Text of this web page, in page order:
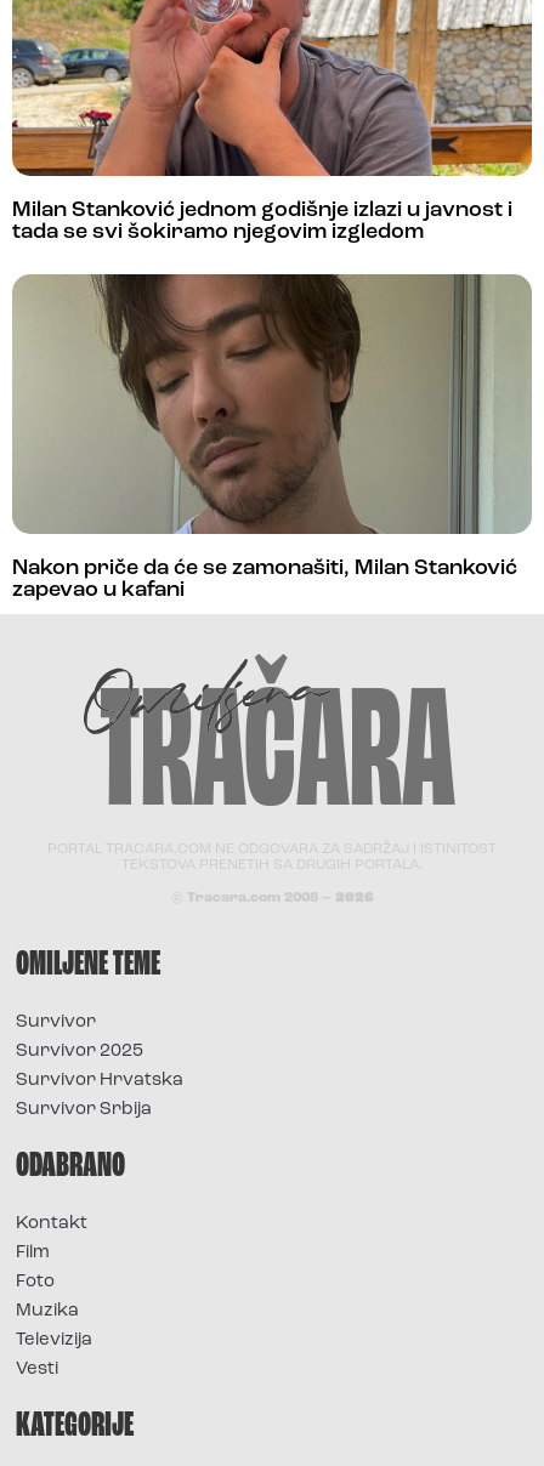
Milan Stanković jednom godišnje izlazi u javnost i
tada se svi šokiramo njegovim izgledom
Nakon priče da će se zamonašiti, Milan Stanković
zapevao u kafani
PORTAL TRACARA.COM NE ODGOVARA ZA SADRŽAJ I ISTINITOST
TEKSTOVA PRENETIH SA DRUGIH PORTALA.
© Tracara.com 2008 – 2026
OMILJENE TEME
Survivor
Survivor 2025
Survivor Hrvatska
Survivor Srbija
ODABRANO
Kontakt
Film
Foto
Muzika
Televizija
Vesti
KATEGORIJE